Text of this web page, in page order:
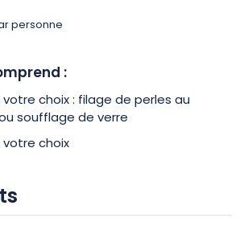
personne
:
choix : filage de perles au
soufflage de verre
choix